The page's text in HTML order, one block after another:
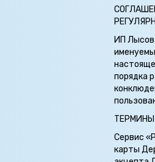
ИП Лысов
порядка
Сервис
карты